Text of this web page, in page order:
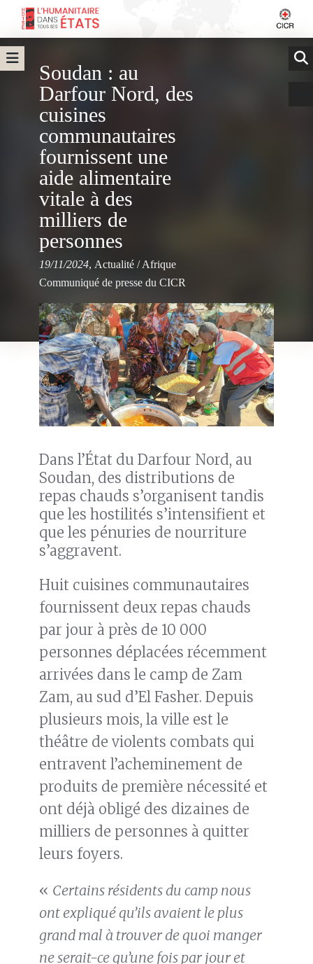
Soudan : au
Darfour Nord, des
cuisines
communautaires
fournissent une
aide alimentaire
vitale à des
milliers de
personnes
19/11/2024, Actualité /Afrique
Communiqué de presse du CICR
Dans l’État du Darfour Nord, au
Soudan, des distributions de
repas chauds s’organisent tandis
que les hostilités s’intensifient et
que les pénuries de nourriture
s’aggravent.
Huit cuisines communautaires
fournissent deux repas chauds
par jour à près de 10 000
personnes déplacées récemment
arrivées dans le camp de Zam
Zam, au sud d’El Fasher. Depuis
plusieurs mois, la ville est le
théâtre de violents combats qui
entravent l’acheminement de
produits de première nécessité et
ont déjà obligé des dizaines de
milliers de personnes à quitter
leurs foyers.
« Certains résidents du camp nous
ont expliqué qu’ils avaient le plus
grand mal à trouver de quoi manger
ne serait-ce qu’une fois par jour et